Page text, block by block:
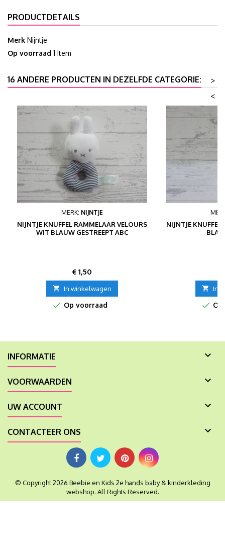
PRODUCTDETAILS
Merk Nijntje
Op voorraad 1 Item
16 ANDERE PRODUCTEN IN DEZELFDE CATEGORIE:
>
<
MERK: NIJNTJE
NIJNTJE KNUFFEL RAMMELAAR VELOURS
WIT BLAUW GESTREEPT ABC
Prijs
€ 1,50
 In winkelwagen
 Op voorraad
NIJNTJE KNUFFEL
 In

INFORMATIE 
VOORWAARDEN 
UW ACCOUNT 
CONTACTEER ONS 
© Copyright 2026 Beebie en Kids 2e hands baby & kinderkleding
webshop. All Rights Reserved.